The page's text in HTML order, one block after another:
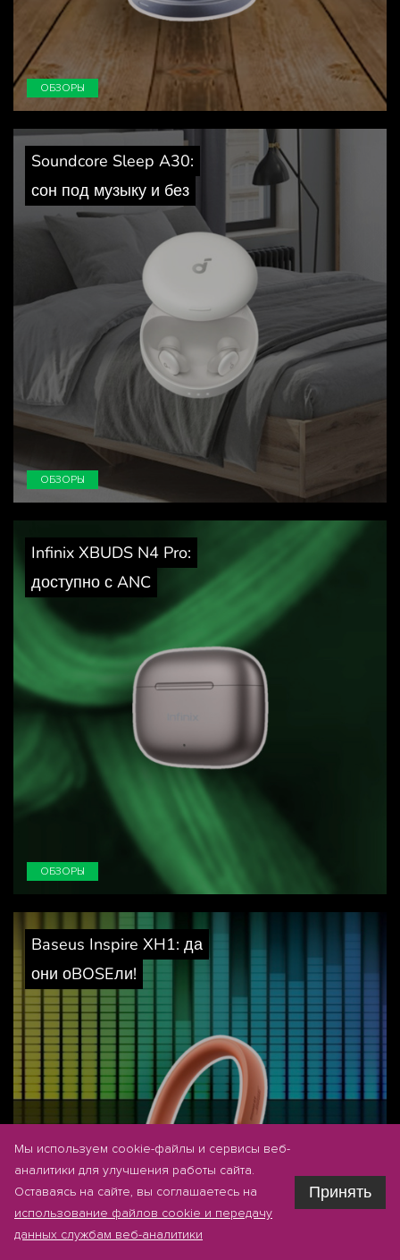
ОБЗОРЫ
Soundcore Sleep A30:
сон под музыку и без
ОБЗОРЫ
Infinix XBUDS N4 Pro:
доступно с ANC
ОБЗОРЫ
Baseus Inspire XH1: да
они оBOSEли!
Мы используем cookie-файлы и сервисы веб-
аналитики для улучшения работы сайта.
Оставаясь на сайте, вы соглашаетесь на
использование файлов cookie и передачу
данных службам веб-аналитики
Принять